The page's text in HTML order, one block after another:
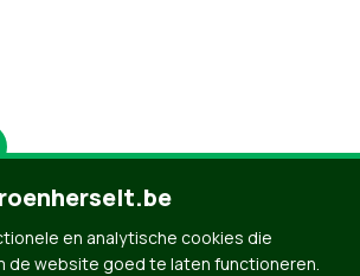
Privacybeleid
en analytische cookies die
de website goed te laten functioneren.